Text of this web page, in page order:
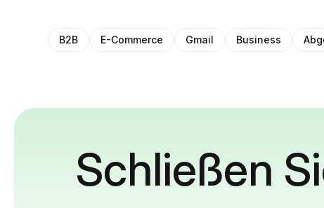
B2B E-Commerce Gmail Business
Schließen